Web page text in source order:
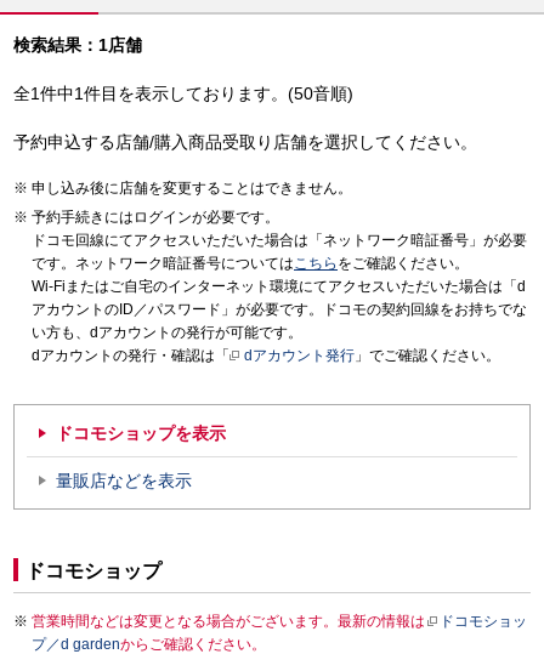
検索結果：1店舗
全1件中1件目を表示しております。(50音順)
予約申込する店舗/購入商品受取り店舗を選択してください。
申し込み後に店舗を変更することはできません。
予約手続きにはログインが必要です。
ドコモ回線にてアクセスいただいた場合は「ネットワーク暗証番号」が必要
です。ネットワーク暗証番号についてはこちら をご確認ください。
Wi-Fiまたはご自宅のインターネット環境にてアクセスいただいた場合は「d
アカウントのID／パスワード」が必要です。ドコモの契約回線をお持ちでな
い方も、dアカウントの発行が可能です。
dアカウントの発行・確認は「
dアカウント発行 」でご確認ください。
ドコモショップを表示
量販店などを表示
ドコモショップ
営業時間などは変更となる場合がございます。最新の情報は
ドコモショッ
プ／d gardenからご確認ください。